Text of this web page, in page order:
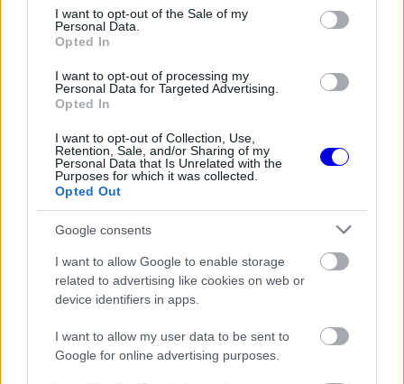
consent section.
I want to opt-out of the Sale of my
Personal Data.
Opted In
I want to opt-out of processing my
Personal Data for Targeted Advertising.
Opted In
I want to opt-out of Collection, Use,
Retention, Sale, and/or Sharing of my
Personal Data that Is Unrelated with the
Purposes for which it was collected.
Opted Out
Google consents
I want to allow Google to enable storage
related to advertising like cookies on web or
device identifiers in apps.
I want to allow my user data to be sent to
Google for online advertising purposes.
This
modal
window.
The media could not be loaded, either because
is not supported.
Nem a japán az egyetlen, akinek az autójában
alkatrészeket kellett cserélni, Esteban Ocon, Kevin
Magnussen, Lance Stroll és Nicholas Latifi is
kapott új elemeket, de egyelőre egyikőjük sem